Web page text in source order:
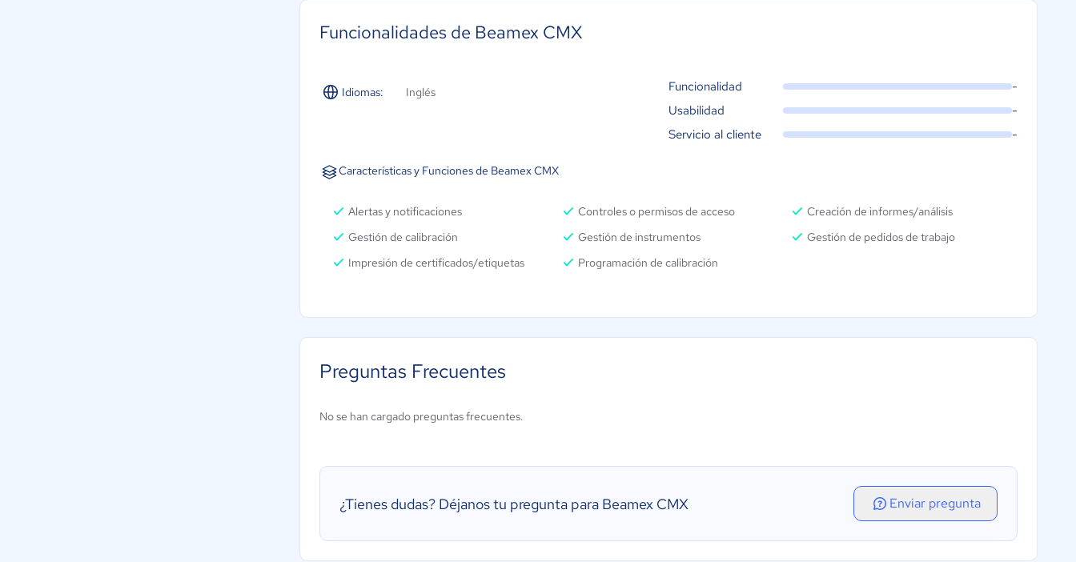
Funcionalidades de Beamex CMX
Idiomas: Inglés Funcionalidad
-
Usabilidad
-
Servicio al cliente
-
Características y Funciones de Beamex CMX
Alertas y notificaciones Controles o permisos de acceso
Creación de informes/análisis
Gestión de calibración
Gestión de instrumentos
Gestión de pedidos de trabajo
Impresión de certificados/etiquetas
Programación de calibración
Preguntas Frecuentes
No se han cargado preguntas frecuentes.
¿Tienes dudas? Déjanos tu pregunta para Beamex CMX Enviar pregunta